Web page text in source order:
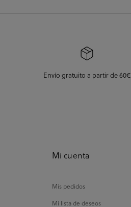
Envío gratuito a partir de 60€
Mi cuenta
Mis pedidos
Mi lista de deseos